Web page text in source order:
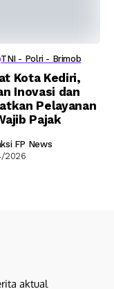
TNI - Polri - Brimob
Kota Kediri,
Inovasi dan
Pelayanan
Pajak
FP News
2026
aktual